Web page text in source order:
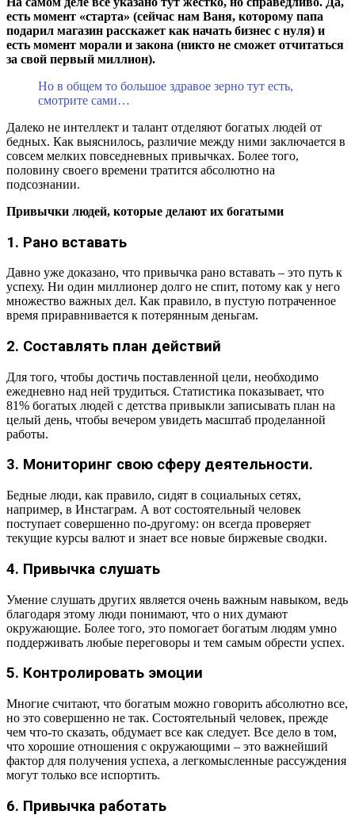
6. Привычка работать
1. Привычка себя жалеть
2. Привычка жаловаться
есть момент «старта» (сейчас нам Ваня, которому папа
подарил магазин расскажет как начать бизнес с нуля) и
есть момент морали и закона (никто не сможет отчитаться
за свой первый миллион).
Но в общем то большое здравое зерно тут есть,
смотрите сами…
Далеко не интеллект и талант отделяют богатых людей от
бедных. Как выяснилось, различие между ними заключается в
совсем мелких повседневных привычках. Более того,
половину своего времени тратится абсолютно на
подсознании.
Привычки людей, которые делают их богатыми
1. Рано вставать
Давно уже доказано, что привычка рано вставать – это путь к
успеху. Ни один миллионер долго не спит, потому как у него
множество важных дел. Как правило, в пустую потраченное
время приравнивается к потерянным деньгам.
2. Составлять план действий
Для того, чтобы достичь поставленной цели, необходимо
ежедневно над ней трудиться. Статистика показывает, что
81% богатых людей с детства привыкли записывать план на
целый день, чтобы вечером увидеть масштаб проделанной
работы.
3. Мониторинг свою сферу деятельности.
Бедные люди, как правило, сидят в социальных сетях,
например, в Инстаграм. А вот состоятельный человек
поступает совершенно по-другому: он всегда проверяет
текущие курсы валют и знает все новые биржевые сводки.
4. Привычка слушать
Умение слушать других является очень важным навыком, ведь
благодаря этому люди понимают, что о них думают
окружающие. Более того, это помогает богатым людям умно
поддерживать любые переговоры и тем самым обрести успех.
5. Контролировать эмоции
Многие считают, что богатым можно говорить абсолютно все,
но это совершенно не так. Состоятельный человек, прежде
чем что-то сказать, обдумает все как следует. Все дело в том,
что хорошие отношения с окружающими – это важнейший
фактор для получения успеха, а легкомысленные рассуждения
могут только все испортить.
6. Привычка работать